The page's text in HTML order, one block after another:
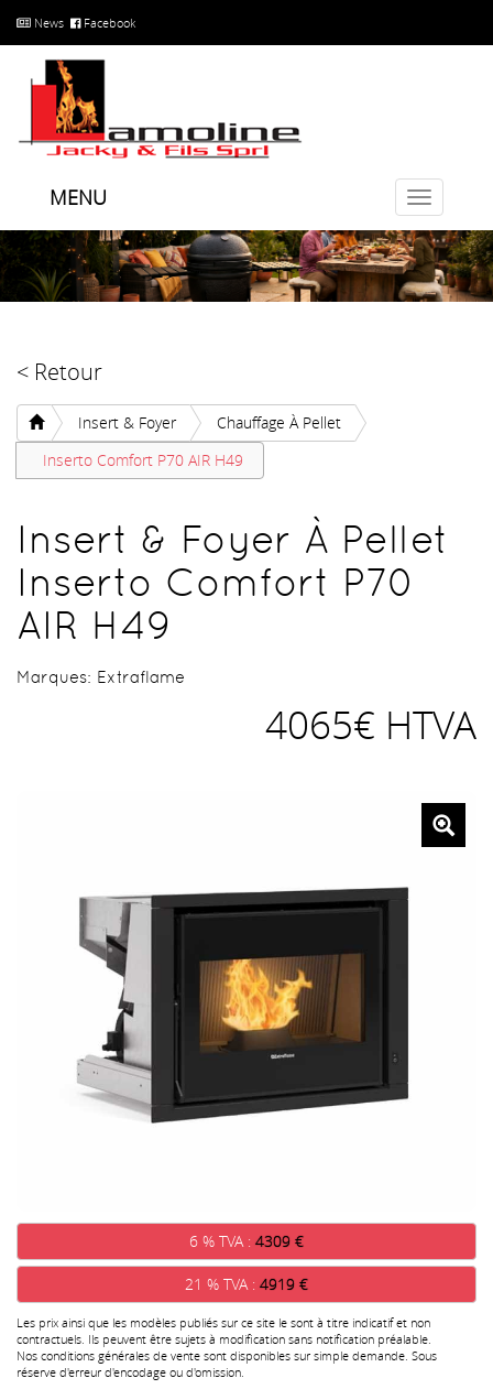
News Facebook
Toggle
MENU
< Retour
Insert & Foyer
Chauffage À Pellet
Inserto Comfort P70 AIR H49
Insert & Foyer À Pellet
Inserto Comfort P70
AIR H49
Marques: Extraflame
4065€ HTVA
6 % TVA : 4309 €
21 % TVA : 4919 €
Les prix ainsi que les modèles publiés sur ce site le sont à titre indicatif et non
contractuels. Ils peuvent être sujets à modification sans notification préalable.
Nos conditions générales de vente sont disponibles sur simple demande. Sous
réserve d'erreur d'encodage ou d'omission.